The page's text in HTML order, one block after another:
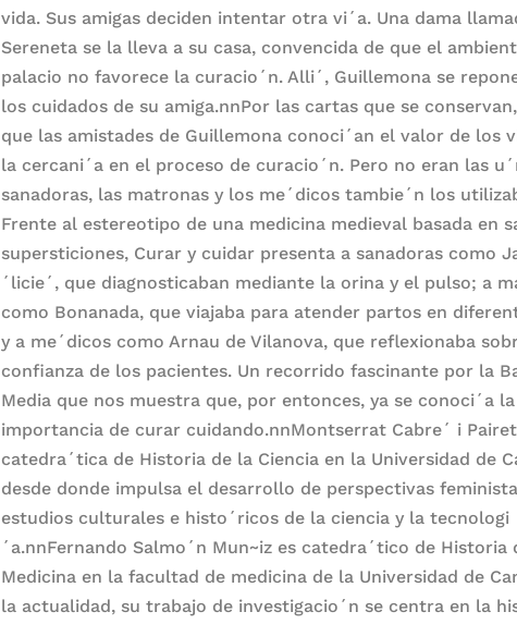
vida. Sus amigas deciden intentar otra vi´a. Una dama
Sereneta se la lleva a su casa, convencida de que el
palacio no favorece la curacio´n. Alli´, Guillemona se
los cuidados de su amiga.nnPor las cartas que se
que las amistades de Guillemona conoci´an el valor de los
la cercani´a en el proceso de curacio´n. Pero no eran las
sanadoras, las matronas y los me´dicos tambie´n los
Frente al estereotipo de una medicina medieval basada en
supersticiones, Curar y cuidar presenta a sanadoras como
´licie´, que diagnosticaban mediante la orina y el pulso; a
como Bonanada, que viajaba para atender partos en
y a me´dicos como Arnau de Vilanova, que reflexionaba
confianza de los pacientes. Un recorrido fascinante por la
Media que nos muestra que, por entonces, ya se conoci´a la
importancia de curar cuidando.nnMontserrat Cabre´ i
catedra´tica de Historia de la Ciencia en la Universidad de
desde donde impulsa el desarrollo de perspectivas
estudios culturales e histo´ricos de la ciencia y la tecnologi
´a.nnFernando Salmo´n Mun~iz es catedra´tico de Historia
Medicina en la facultad de medicina de la Universidad de
la actualidad, su trabajo de investigacio´n se centra en la